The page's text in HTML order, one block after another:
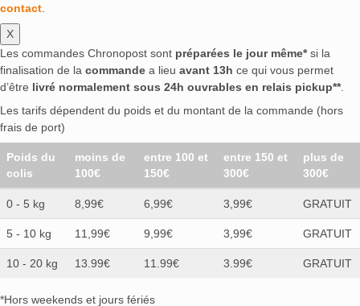
contact
X
Les commandes Chronopost sont préparées le jour même*si la
finalisation de la commande a lieu avant 13h ce qui vous permet
d’être livré normalement sous 24h ouvrables en relais pickup**.
Les tarifs dépendent du poids et du montant de la commande (hors
frais de port)
Poids du
colis
moins de
100€
entre 100 et
150€
entre 150 et
300€
plus de
300€
0 - 5 kg 8,99€ 6,99€ 3,99€ GRATUIT
5 - 10 kg 11,99€ 9,99€ 3,99€ GRATUIT
10 - 20 kg 13.99€ 11.99€ 3.99€ GRATUIT
*Hors weekends et jours fériés